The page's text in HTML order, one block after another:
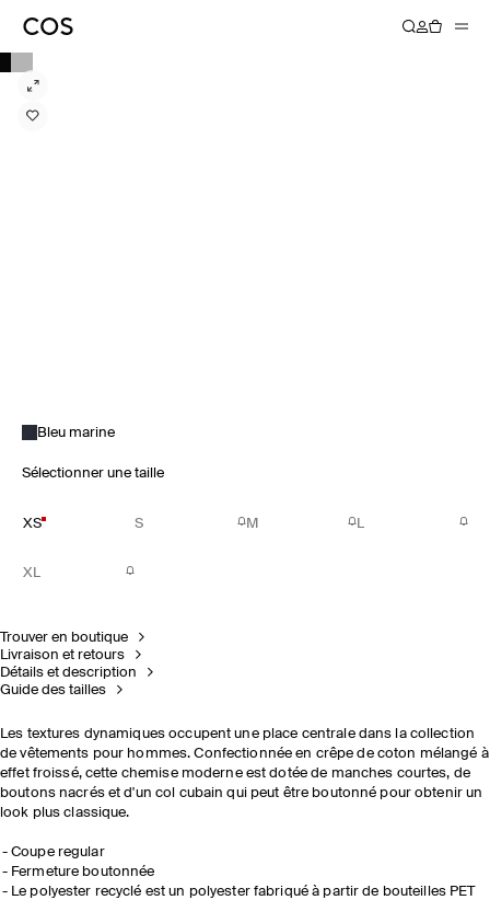
Bleu marine
Sélectionner une taille
XS S M L
XL
Trouver en boutique
Livraison et retours
Détails et description
Guide des tailles
Les textures dynamiques occupent une place centrale dans la collection
de vêtements pour hommes. Confectionnée en crêpe de coton mélangé à
effet froissé, cette chemise moderne est dotée de manches courtes, de
boutons nacrés et d'un col cubain qui peut être boutonné pour obtenir un
look plus classique.
Coupe regular
Fermeture boutonnée
Le polyester recyclé est un polyester fabriqué à partir de bouteilles PET